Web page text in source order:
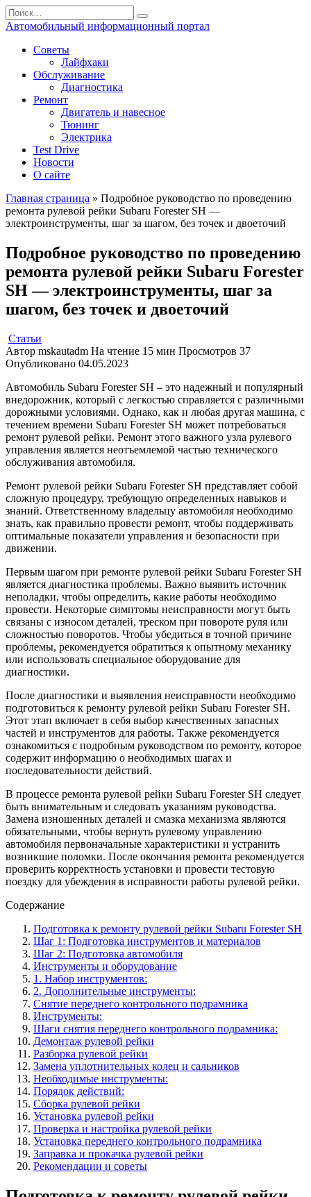
Перейти
к
Search
for:
Автомобильный информационный портал
Советы
Лайфхаки
Обслуживание
Диагностика
Ремонт
Двигатель и навесное
Тюнинг
Электрика
Test Drive
Новости
О сайте
Главная страница » Подробное руководство по проведению
ремонта рулевой рейки Subaru Forester SH —
электроинструменты, шаг за шагом, без точек и двоеточий
Подробное руководство по проведению
ремонта рулевой рейки Subaru Forester
SH — электроинструменты, шаг за
шагом, без точек и двоеточий
Статьи
Автор mskautadm На чтение 15 мин Просмотров 37
Опубликовано 04.05.2023
Автомобиль Subaru Forester SH – это надежный и популярный
внедорожник, который с легкостью справляется с различными
дорожными условиями. Однако, как и любая другая машина, с
течением времени Subaru Forester SH может потребоваться
ремонт рулевой рейки. Ремонт этого важного узла рулевого
управления является неотъемлемой частью технического
обслуживания автомобиля.
Ремонт рулевой рейки Subaru Forester SH представляет собой
сложную процедуру, требующую определенных навыков и
знаний. Ответственному владельцу автомобиля необходимо
знать, как правильно провести ремонт, чтобы поддерживать
оптимальные показатели управления и безопасности при
движении.
Первым шагом при ремонте рулевой рейки Subaru Forester SH
является диагностика проблемы. Важно выявить источник
неполадки, чтобы определить, какие работы необходимо
провести. Некоторые симптомы неисправности могут быть
связаны с износом деталей, треском при повороте руля или
сложностью поворотов. Чтобы убедиться в точной причине
проблемы, рекомендуется обратиться к опытному механику
или использовать специальное оборудование для
диагностики.
После диагностики и выявления неисправности необходимо
подготовиться к ремонту рулевой рейки Subaru Forester SH.
Этот этап включает в себя выбор качественных запасных
частей и инструментов для работы. Также рекомендуется
ознакомиться с подробным руководством по ремонту, которое
содержит информацию о необходимых шагах и
последовательности действий.
В процессе ремонта рулевой рейки Subaru Forester SH следует
быть внимательным и следовать указаниям руководства.
Замена изношенных деталей и смазка механизма являются
обязательными, чтобы вернуть рулевому управлению
автомобиля первоначальные характеристики и устранить
возникшие поломки. После окончания ремонта рекомендуется
проверить корректность установки и провести тестовую
поездку для убеждения в исправности работы рулевой рейки.
Содержание
Подготовка к ремонту рулевой рейки Subaru Forester SH
Шаг 1: Подготовка инструментов и материалов
Шаг 2: Подготовка автомобиля
Инструменты и оборудование
1. Набор инструментов:
2. Дополнительные инструменты:
Снятие переднего контрольного подрамника
Инструменты:
Шаги снятия переднего контрольного подрамника:
Демонтаж рулевой рейки
Разборка рулевой рейки
Замена уплотнительных колец и сальников
Необходимые инструменты:
Порядок действий:
Сборка рулевой рейки
Установка рулевой рейки
Проверка и настройка рулевой рейки
Установка переднего контрольного подрамника
Заправка и прокачка рулевой рейки
Рекомендации и советы